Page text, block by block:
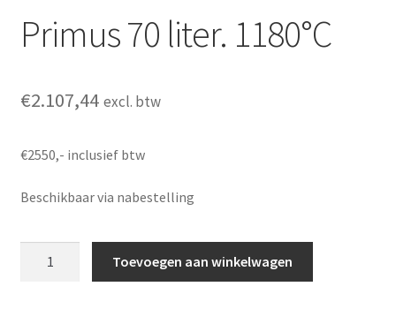
Primus 70 liter. 1180°C
€2.107,44 excl. btw
€2550,- inclusief btw
Beschikbaar via nabestelling
Toevoegen aan winkelwagen